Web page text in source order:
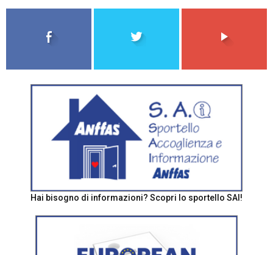
Hai bisogno di informazioni? Scopri lo sportello SAI!